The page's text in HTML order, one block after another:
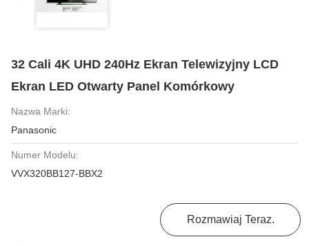
32 Cali 4K UHD 240Hz Ekran Telewizyjny LCD
Ekran LED Otwarty Panel Komórkowy
Nazwa Marki:
Panasonic
Numer Modelu:
VVX320BB127-BBX2
Rozmawiaj Teraz.